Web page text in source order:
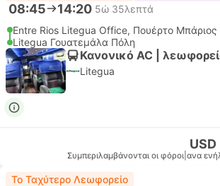
08:45 14:20 5ώ 35λεπτά
Entre Rios Litegua Office, Πουέρτο Μπάριος
Litegua Γουατεμάλα Πόλη
Κανονικό AC |
Litegua
USD
Συμπεριλαμβάνονται οι φόροι ανα
Το Ταχύτερο Λεωφορείο